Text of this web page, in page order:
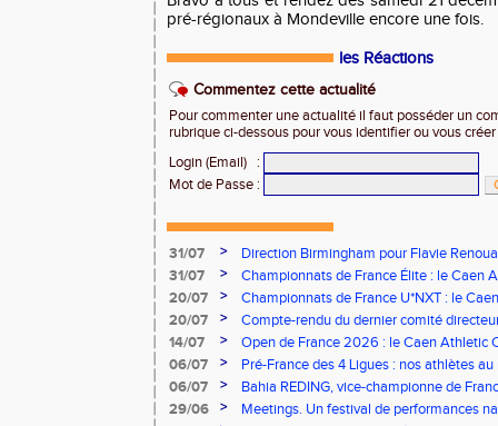
pré-régionaux à Mondeville encore une fois.
les Réactions
Commentez cette actualité
Pour commenter une actualité il faut posséder un
rubrique ci-dessous pour vous identifier ou vous
Login (Email)
:
Mot de Passe :
31/07 >
Direction Birmingham pour Flavie
31/07
>
Championnats de France Élite : le Caen
vous à Albi !
20/07 >
Championnats de France U*NXT : le
Stade Charléty !
20/07 >
Compte-rendu du dernier comité
14/07
>
Open de France 2026 : le Caen Athletic
06/07
>
Pré-France des 4 Ligues : nos athlètes
06/07
>
Bahia REDING, vice-championne de
29/06
>
Meetings. Un festival de performances